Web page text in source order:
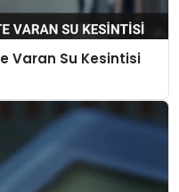
Varan Su Kesintisi